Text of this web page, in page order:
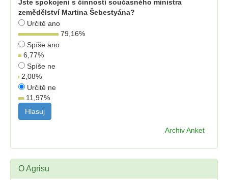
Jste spokojeni s činností současného ministra
zemědělství Martina Šebestyána?
Určitě ano
79,16%
Spíše ano
6,77%
Spíše ne
2,08%
Určitě ne
11,97%
Archiv Anket
O Agrisu